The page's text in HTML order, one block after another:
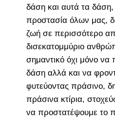
δάση και αυτά τα
προστασία όλων μας,
ζωή σε περισσότερο
δισεκατομμύριο
σημαντικό όχι μόνο
δάση αλλά και να
φυτεύοντας πράσινο,
πράσινα κτίρια,
να προστατέψουμε το